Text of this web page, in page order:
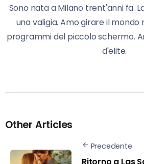
Sono nata a Milano trent'anni fa.
una valigia. Amo girare il mondo
programmi del piccolo schermo.
d'elite.
Other Articles
Precedente